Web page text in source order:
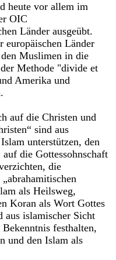
heute vor allem im
OIC
Länder ausgeübt.
europäischen Länder
Muslimen in die
Methode "divide et
Amerika und
auf die Christen und
sind aus
unterstützen, den
die Gottessohnschaft
die
als Heilsweg,
Koran als Wort Gottes
aus islamischer Sicht
festhalten,
und den Islam als